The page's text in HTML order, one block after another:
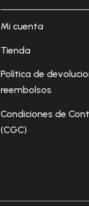
Mi cuenta
Tienda
Política de
reembolsos
Condiciones de
(CGC)